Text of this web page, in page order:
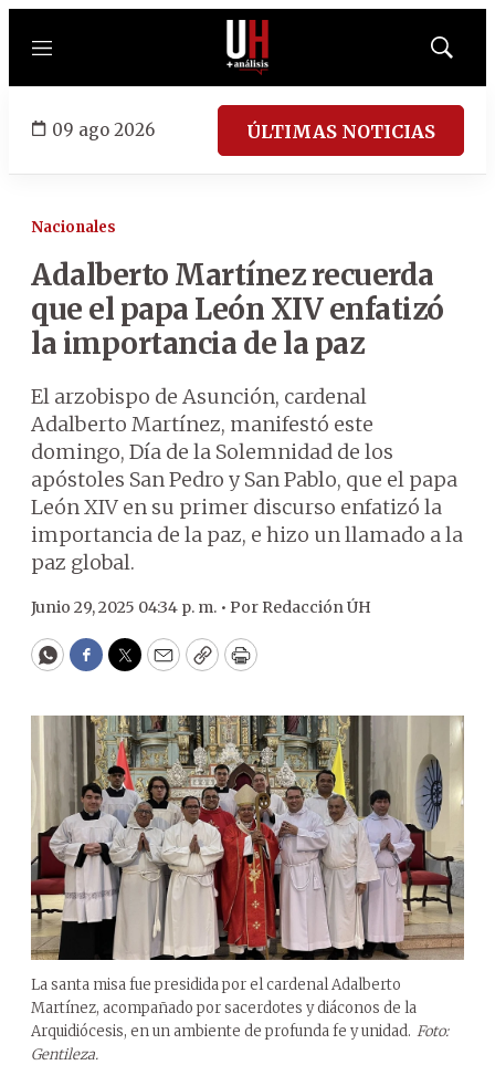
Menú
Mostrar
09 ago 2026 ÚLTIMAS NOTICIAS
Nacionales
Adalberto Martínez recuerda
que el papa León XIV enfatizó
la importancia de la paz
El arzobispo de Asunción, cardenal
Adalberto Martínez, manifestó este
domingo, Día de la Solemnidad de los
apóstoles San Pedro y San Pablo, que el papa
León XIV en su primer discurso enfatizó la
importancia de la paz, e hizo un llamado a la
paz global.
Junio 29, 2025 04:34 p. m. • Por Redacción ÚH
WhatsApp
Facebook
Twitter
EmailCopyPrint
La santa misa fue presidida por el cardenal Adalberto
Martínez, acompañado por sacerdotes y diáconos de la
Arquidiócesis, en un ambiente de profunda fe y unidad. Foto:
Gentileza.